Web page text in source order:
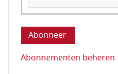
Deze vraag is om te
Abonnementen beheren